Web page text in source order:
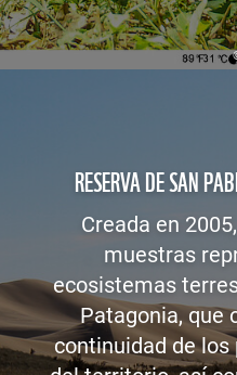
RESERVA DE SAN
Creada en
muestras
ecosistemas
Patagonia, que
continuidad de